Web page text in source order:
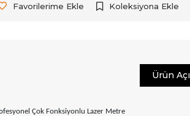
Favorilerime Ekle Koleksiyona Ekle
Ürün
Çok Fonksiyonlu Lazer Metre